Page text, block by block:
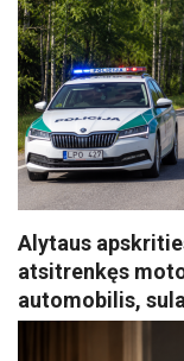
Alytaus
atsitrenkęs
automobilis,